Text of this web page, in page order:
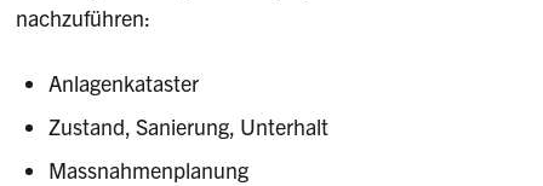
nachzuführen:
Anlagenkataster
Zustand, Sanierung, Unterhalt
Massnahmenplanung